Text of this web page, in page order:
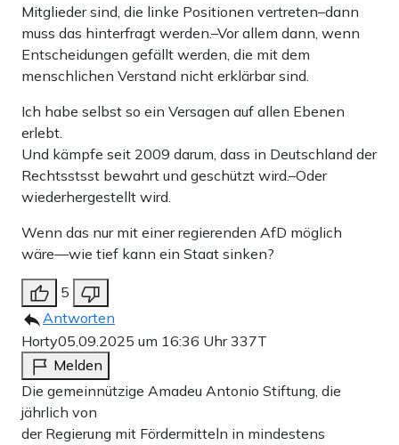
Mitglieder sind, die linke Positionen vertreten–dann
muss das hinterfragt werden.–Vor allem dann, wenn
Entscheidungen gefällt werden, die mit dem
menschlichen Verstand nicht erklärbar sind.
Ich habe selbst so ein Versagen auf allen Ebenen
erlebt.
Und kämpfe seit 2009 darum, dass in Deutschland der
Rechtsstsst bewahrt und geschützt wird.–Oder
wiederhergestellt wird.
Wenn das nur mit einer regierenden AfD möglich
wäre—wie tief kann ein Staat sinken?
5
Antworten
Horty05.09.2025 um 16:36 Uhr337T
Melden
Die gemeinnützige Amadeu Antonio Stiftung, die
jährlich von
der Regierung mit Fördermitteln in mindestens